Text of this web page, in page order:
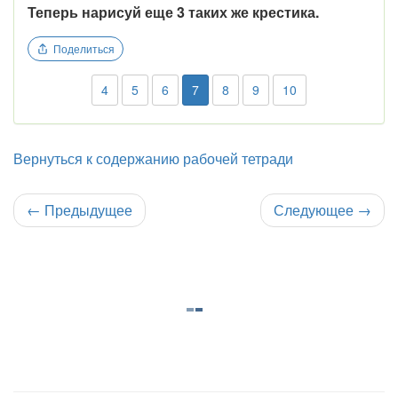
Теперь нарисуй еще 3 таких же крестика.
Поделиться
4 5 6 7 8 9 10
Вернуться к содержанию рабочей тетради
← Предыдущее Следующее →